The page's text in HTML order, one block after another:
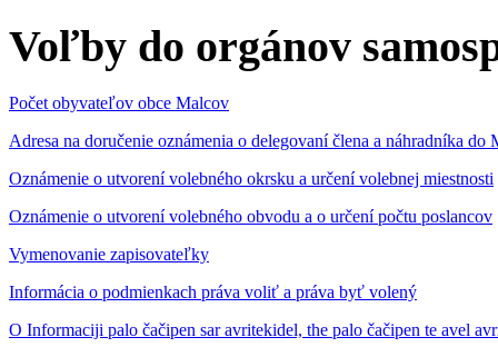
Voľby do orgánov
Počet obyvateľov obce Malcov
Adresa na doručenie oznámenia o delegovaní člena a náhradníka
Oznámenie o utvorení volebného okrsku a určení volebnej miestnosti
Oznámenie o utvorení volebného obvodu a o určení počtu poslancov
Vymenovanie zapisovateľky
Informácia o podmienkach práva voliť a práva byť volený
O Informaciji palo čačipen sar avritekidel, the palo čačipen te avel